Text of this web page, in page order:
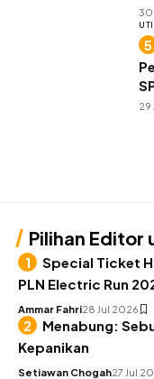
30
29
Pilihan Editor
Special Ticket
PLN Electric Run
Ammar Fahri28 Jul 2026
Menabung:
Kepanikan
Setiawan Chogah27 Jul